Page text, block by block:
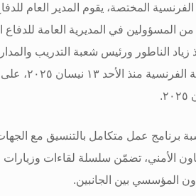
المختصة، يقوم المدير العام
المسؤولين في المديرية العامة للدفاع
زياد الناطور ورئيس شعبة التدريب
رسمية إلى
.
برنامج عمل متكامل بالتنسيق مع
الأمني، تضمّن سلسلة لقاءات
المؤسسي بين الجانبين.